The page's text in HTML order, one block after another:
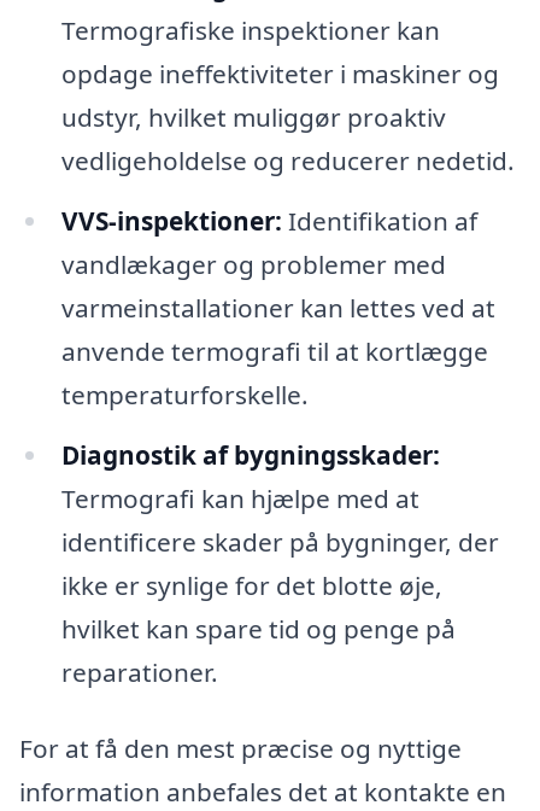
Termografiske inspektioner kan
opdage ineffektiviteter i maskiner og
udstyr, hvilket muliggør proaktiv
vedligeholdelse og reducerer nedetid.
VVS-inspektioner: Identifikation af
vandlækager og problemer med
varmeinstallationer kan lettes ved at
anvende termografi til at kortlægge
temperaturforskelle.
Diagnostik af bygningsskader:
Termografi kan hjælpe med at
identificere skader på bygninger, der
ikke er synlige for det blotte øje,
hvilket kan spare tid og penge på
reparationer.
For at få den mest præcise og nyttige
information anbefales det at kontakte en